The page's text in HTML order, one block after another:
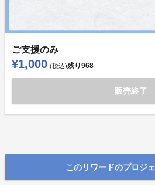
ご支援のみ
¥1,000 (税込)残り968
販売終了
このリワードのプロジ